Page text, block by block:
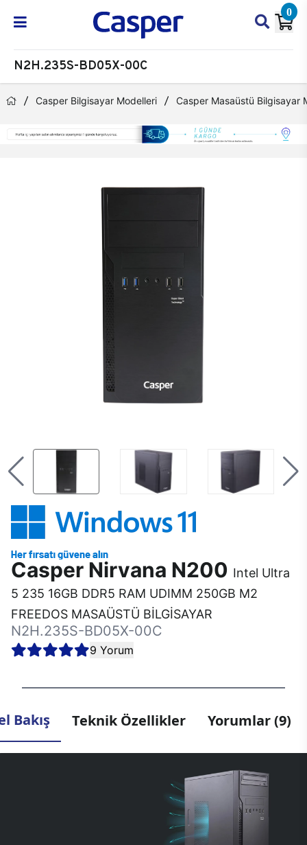
0
N2H.235S-BD05X-00C
Casper Bilgisayar Modelleri Casper Masaüstü Bilgisayar
Casper Nirvana N200 Intel Ultra
5 235 16GB DDR5 RAM UDIMM 250GB M2
FREEDOS MASAÜSTÜ BİLGİSAYAR
N2H.235S-BD05X-00C
9 Yorum
Bakış Teknik Özellikler Yorumlar (9)